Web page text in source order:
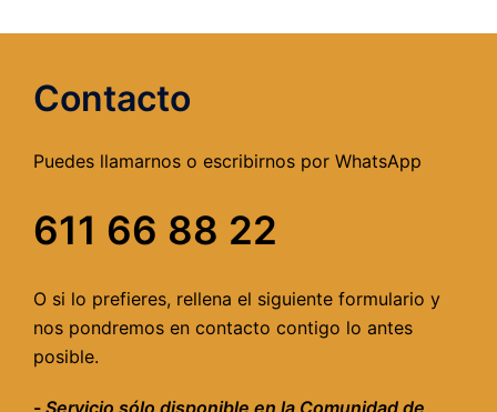
Contacto
Puedes llamarnos o escribirnos por WhatsApp
611 66 88 22
O si lo prefieres, rellena el siguiente formulario y
nos pondremos en contacto contigo lo antes
posible.
- Servicio sólo disponible en la Comunidad de